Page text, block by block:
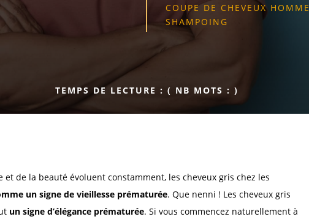
COUPE DE CHEVEUX HOMME
SHAMPOING
TEMPS DE LECTURE : ( NB MOTS : )
de la beauté évoluent constamment, les cheveux gris chez les
un signe de vieillesse prématurée. Que nenni ! Les cheveux gris
un signe d’élégance prématurée. Si vous commencez naturellement à